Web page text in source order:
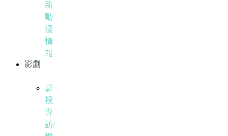
新
動
漫
情
報
影劇
影
視
專
訪/